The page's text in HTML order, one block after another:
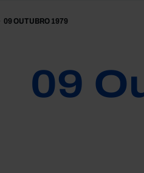
09 OUTUBRO 1979
09